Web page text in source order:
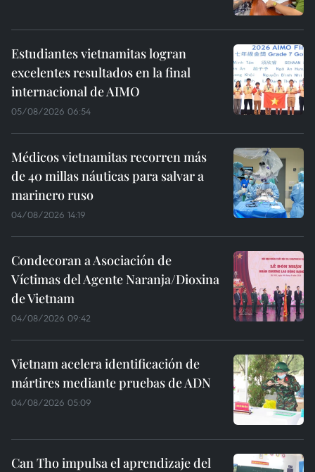
Estudiantes vietnamitas logran
excelentes resultados en la final
internacional de AIMO
05/08/2026 06:54
Médicos vietnamitas recorren más
de 40 millas náuticas para salvar a
marinero ruso
04/08/2026 14:19
Condecoran a Asociación de
Víctimas del Agente Naranja/Dioxina
de Vietnam
04/08/2026 09:42
Vietnam acelera identificación de
mártires mediante pruebas de ADN
04/08/2026 05:09
Can Tho impulsa el aprendizaje del